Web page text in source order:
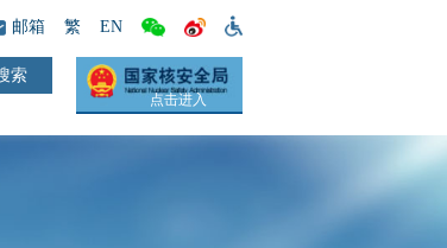
邮箱 繁 EN
点击进入